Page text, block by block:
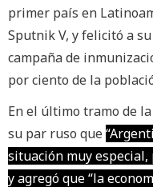
primer país en
Sputnik V, y felicitó a
campaña de
por ciento de la
En el último tramo de
su par ruso que
situación muy especial,
y agregó que “la